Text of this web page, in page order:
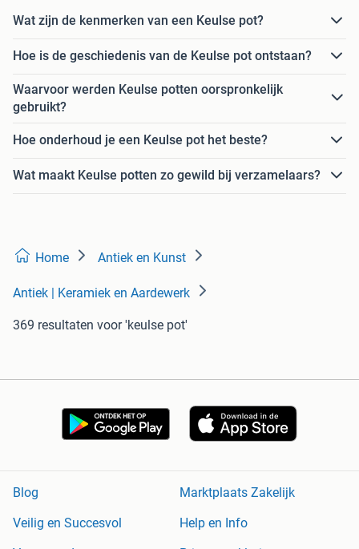
Wat zijn de kenmerken van een Keulse pot?
Hoe is de geschiedenis van de Keulse pot ontstaan?
Waarvoor werden Keulse potten oorspronkelijk
gebruikt?
Hoe onderhoud je een Keulse pot het beste?
Wat maakt Keulse potten zo gewild bij verzamelaars?
Home Antiek en Kunst
Antiek | Keramiek en Aardewerk
369 resultaten voor 'keulse pot'
Blog
Marktplaats Zakelijk
Veilig en Succesvol
Help en Info